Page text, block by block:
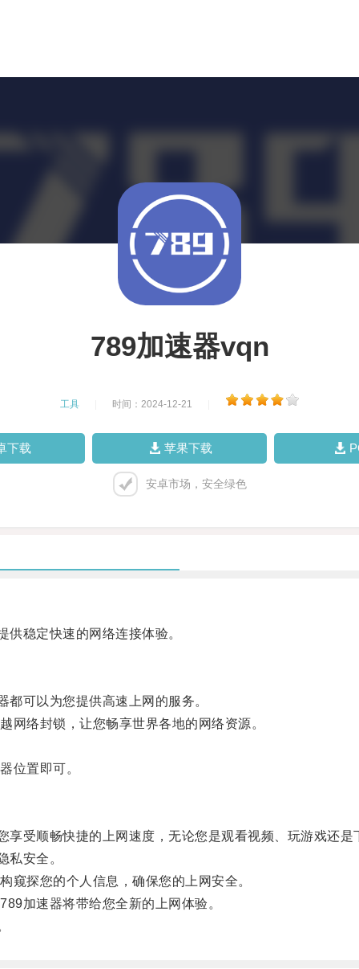
789加速器vqn
工具 时间：2024-12-21
下载 苹果下载
安卓市场，安全绿色
稳定快速的网络连接体验。
可以为您提供高速上网的服务。
络封锁，让您畅享世界各地的网络资源。
置即可。
顺畅快捷的上网速度，无论您是观看视频、玩游戏还是
安全。
探您的个人信息，确保您的上网安全。
加速器将带给您全新的上网体验。